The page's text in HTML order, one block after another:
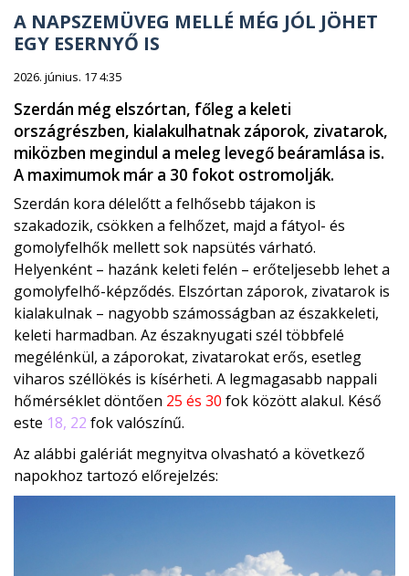
A NAPSZEMÜVEG MELLÉ MÉG JÓL JÖHET
EGY ESERNYŐ IS
2026. június. 17 4:35
Szerdán még elszórtan, főleg a keleti
országrészben, kialakulhatnak záporok, zivatarok,
miközben megindul a meleg levegő beáramlása is.
A maximumok már a 30 fokot ostromolják.
Szerdán kora délelőtt a felhősebb tájakon is
szakadozik, csökken a felhőzet, majd a fátyol- és
gomolyfelhők mellett sok napsütés várható.
Helyenként – hazánk keleti felén – erőteljesebb lehet a
gomolyfelhő-képződés. Elszórtan záporok, zivatarok is
kialakulnak – nagyobb számosságban az északkeleti,
keleti harmadban. Az északnyugati szél többfelé
megélénkül, a záporokat, zivatarokat erős, esetleg
viharos széllökés is kísérheti. A legmagasabb nappali
hőmérséklet döntően 25 és 30 fok között alakul. Késő
este 18, 22 fok valószínű.
Az alábbi galériát megnyitva olvasható a következő
napokhoz tartozó előrejelzés: